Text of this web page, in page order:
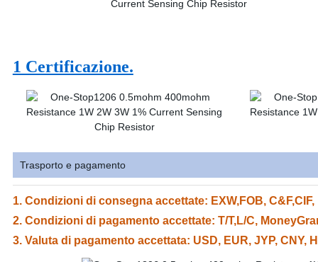
1 Certificazione.
Trasporto e pagamento
1. Condizioni di consegna accettate: EXW,FOB,
2. Condizioni di pagamento accettate: T/T,L/C,
3. Valuta di pagamento accettata: USD, EUR, JYP, CNY,